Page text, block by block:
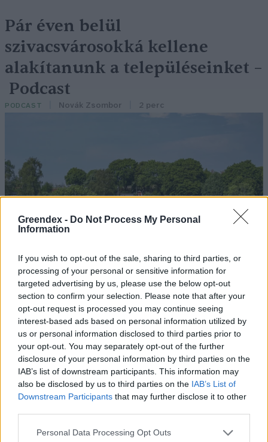
Greendex - Do Not Process My Personal
Information
If you wish to opt-out of the sale, sharing to third parties, or
processing of your personal or sensitive information for
targeted advertising by us, please use the below opt-out
section to confirm your selection. Please note that after your
opt-out request is processed you may continue seeing
interest-based ads based on personal information utilized by
us or personal information disclosed to third parties prior to
your opt-out. You may separately opt-out of the further
disclosure of your personal information by third parties on the
IAB’s list of downstream participants. This information may
also be disclosed by us to third parties on the IAB’s List of
Downstream Participants that may further disclose it to other
Personal Data Processing Opt Outs
Pár éven belül
szivacsvárosokká kellene
alakítanunk a településeinket –
Podcast
PODCAST Novák Zsombor 2 perc
Szöllősi Gáborral, a Gardenfutura ügyvezetőjével beszélgettünk.
Miért viseli meg az embert a hőség